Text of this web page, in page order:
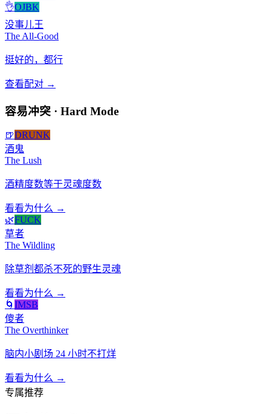
👌OJBK
没事儿王
The All-Good
挺好的，都行
查看配对 →
容易冲突 · Hard Mode
🍺DRUNK
酒鬼
The Lush
酒精度数等于灵魂度数
看看为什么 →
🌿FUCK
草者
The Wildling
除草剂都杀不死的野生灵魂
看看为什么 →
🌀 IMSB
傻者
The Overthinker
脑内小剧场 24 小时不打烊
看看为什么 →
专属推荐